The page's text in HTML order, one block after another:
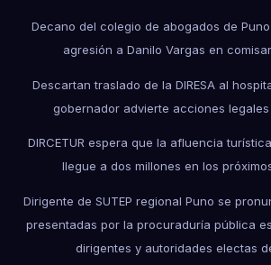
Decano del colegio de abogados de
agresión a Danilo Vargas en
Descartan traslado de la DIRESA al
gobernador advierte acciones
DIRCETUR espera que la afluencia
llegue a dos millones en los
Dirigente de SUTEP regional Puno se
presentadas por la procuraduría pública
dirigentes y autoridades electas